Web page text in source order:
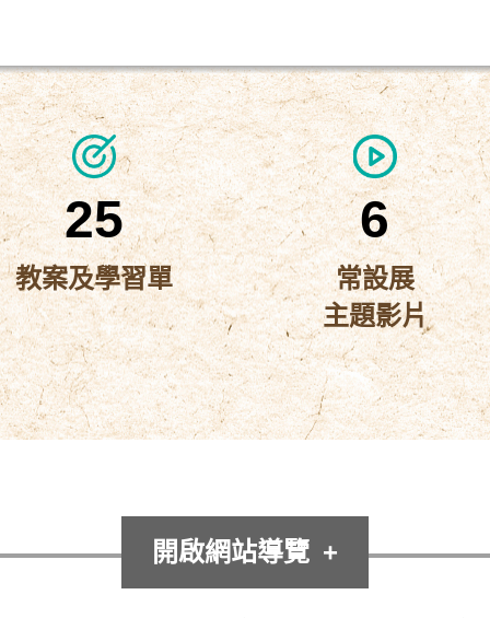
民
謎
遊
戲
臺
史
博
常
設
展
實
境
解
教
師
資
源,
學
生
課
程
2025-
10-
07
〈常
設
展
主
片〉
常
題
載
資
源
包
教
師
資
源,
課
程
2025-
在
25
教案及學習單
6
常設展
主題影片
開啟網站導覽